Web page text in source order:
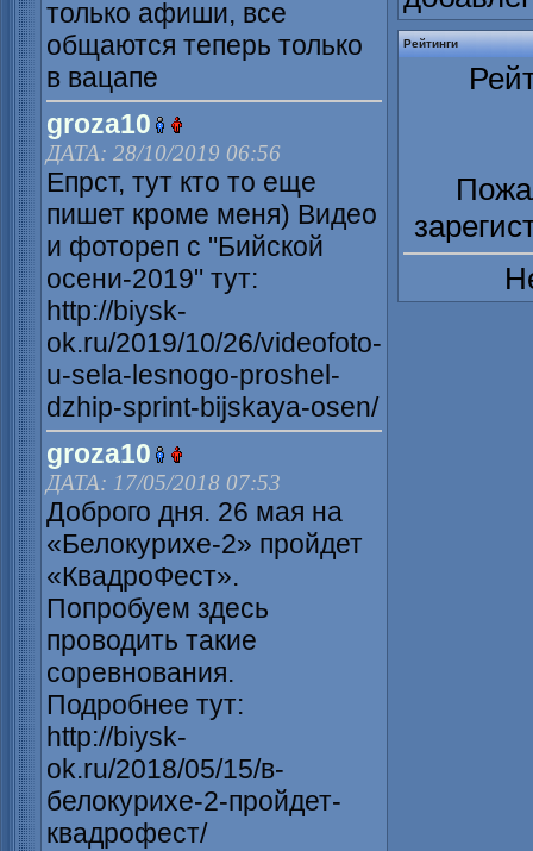
только афиши, все
общаются теперь только
в вацапе
groza10
ДАТА: 28/10/2019 06:56
Епрст, тут кто то еще
пишет кроме меня) Видео
и фотореп с "Бийской
осени-2019" тут:
http://biysk-
ok.ru/2019/10/26/videofoto-
u-sela-lesnogo-proshel-
dzhip-sprint-bijskaya-osen/
groza10
ДАТА: 17/05/2018 07:53
Доброго дня. 26 мая на
«Белокурихе-2» пройдет
«КвадроФест».
Попробуем здесь
проводить такие
соревнования.
Подробнее тут:
http://biysk-
ok.ru/2018/05/15/в-
белокурихе-2-пройдет-
квадрофест/
Рейтинги